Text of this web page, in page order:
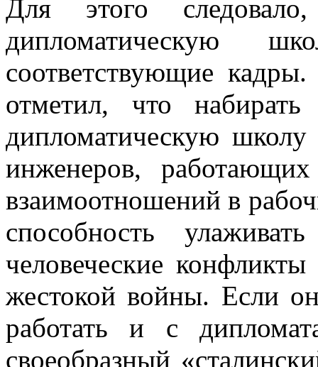
Для этого
дипломатическую
соответствующие
отметил, что
дипломатическую
инженеров,
взаимоотношений в
способность
человеческие
жестокой войны. Если
работать и с
своеобразный